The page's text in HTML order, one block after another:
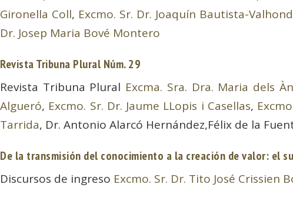
Gironella Coll, Excmo. Sr. Dr. Joaquín Bautista-
Dr. Josep Maria Bové Montero
Revista Tribuna Plural Núm. 29
Revista Tribuna Plural Excma. Sra. Dra. Maria dels
Algueró, Excmo. Sr. Dr. Jaume LLopis i Casellas,
Tarrida, Dr. Antonio Alarcó Hernández,Félix de la
De la transmisión del conocimiento a la creación de valor: el
Discursos de ingreso Excmo. Sr. Dr. Tito José Crissien